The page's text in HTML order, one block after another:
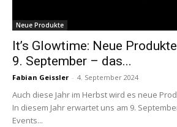
Neue Produkte
It’s Glowtime: Neue
9. September – das...
Fabian Geissler - 4. September 2024
Auch diese Jahr im Herbst wird es neue
In diesem Jahr erwartet uns am 9.
Events...